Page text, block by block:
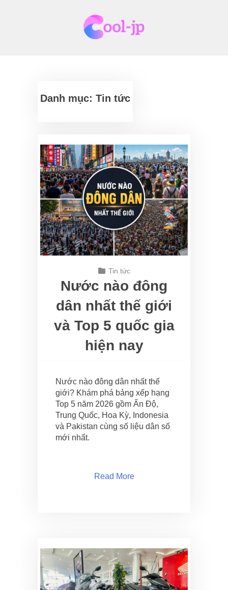
Danh mục: Tin tức
Tin tức
Nước nào đông
dân nhất thế giới
và Top 5 quốc gia
hiện nay
Nước nào đông dân nhất thế
giới? Khám phá bảng xếp hạng
Top 5 năm 2026 gồm Ấn Độ,
Trung Quốc, Hoa Kỳ, Indonesia
và Pakistan cùng số liệu dân số
mới nhất.
Read More